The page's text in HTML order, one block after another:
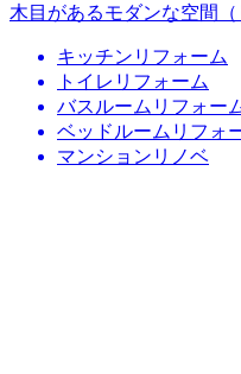
木目があるモダンな空間（
キッチンリフォーム
トイレリフォーム
バスルームリフォー
ベッドルームリフォ
マンションリノベ